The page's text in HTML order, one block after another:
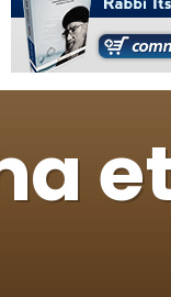
le temps